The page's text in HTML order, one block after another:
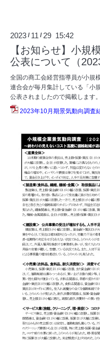
2023 / 11 / 29 15:42
【お知らせ】小規
公表について（
全国の商工会経営指導員が小規
連合会が毎月集計している「小
公表されましたので掲載します
2023年10月期景気動向調査